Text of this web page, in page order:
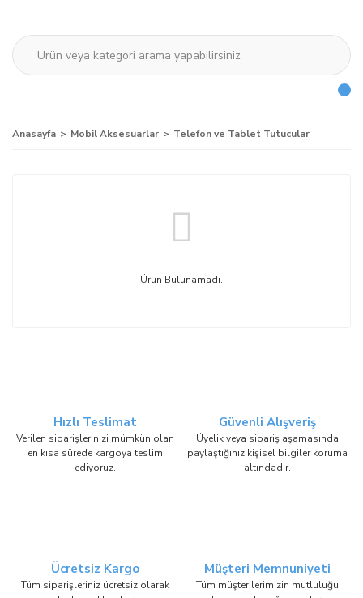
Anasayfa Mobil Aksesuarlar Telefon ve Tablet Tutucular
Ürün Bulunamadı.
Hızlı Teslimat
Verilen siparişlerinizi mümkün olan
en kısa sürede kargoya teslim
ediyoruz.
Güvenli Alışveriş
Üyelik veya sipariş aşamasında
paylaştığınız kişisel bilgiler koruma
altındadır.
Ücretsiz Kargo
Tüm siparişleriniz ücretsiz olarak
Müşteri Memnuniyeti
Tüm müşterilerimizin mutluluğu